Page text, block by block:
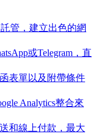
管，建立出色的網
或Telegram，直
表單以及附帶條件
Analytics整合來
和線上付款，最大